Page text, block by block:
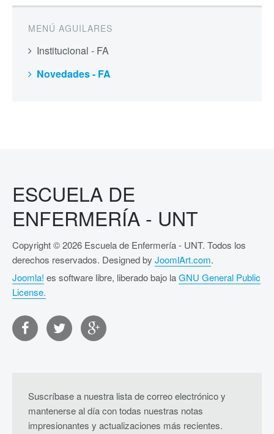
MENÚ AGUILARES
Institucional - FA
Novedades - FA
ESCUELA DE
ENFERMERÍA - UNT
Copyright © 2026 Escuela de Enfermería - UNT. Todos los
derechos reservados. Designed by JoomlArt.com.
Joomla! es software libre, liberado bajo laGNU General Public
License.
Suscríbase a nuestra lista de correo electrónico y
mantenerse al día con todas nuestras notas
impresionantes y actualizaciones más recientes.